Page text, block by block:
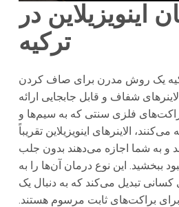
اینویزیلاین در
ترکیه
یک روش مدرن برای صاف کردن
شفاف و قابل جابجایی ارائه
فلزی سنتی که به سیم‌ها و
الاینرهای اینویزیلاین تقریباً
و به شما اجازه می‌دهند بدون جلب
ببخشید. این نوع درمان آن‌ها را به
کسانی تبدیل می‌کند که به دنبال یک
براکت‌های ثابت مرسوم هستند.